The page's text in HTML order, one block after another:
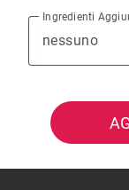
Ingredienti
nessuno